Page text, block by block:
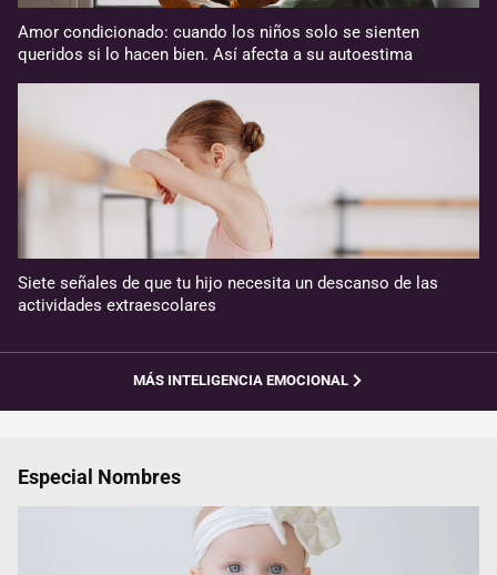
Amor condicionado: cuando los niños solo se sienten
queridos si lo hacen bien. Así afecta a su autoestima
Siete señales de que tu hijo necesita un descanso de las
actividades extraescolares
MÁS INTELIGENCIA EMOCIONAL
Especial Nombres